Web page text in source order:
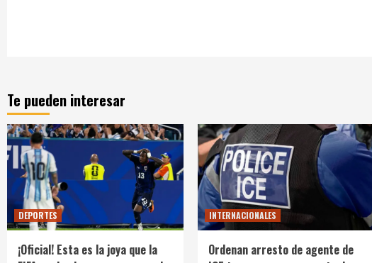
Te pueden interesar
DEPORTES
¡Oficial! Esta es la joya que la
INTERNACIONALES
Ordenan arresto de agente de